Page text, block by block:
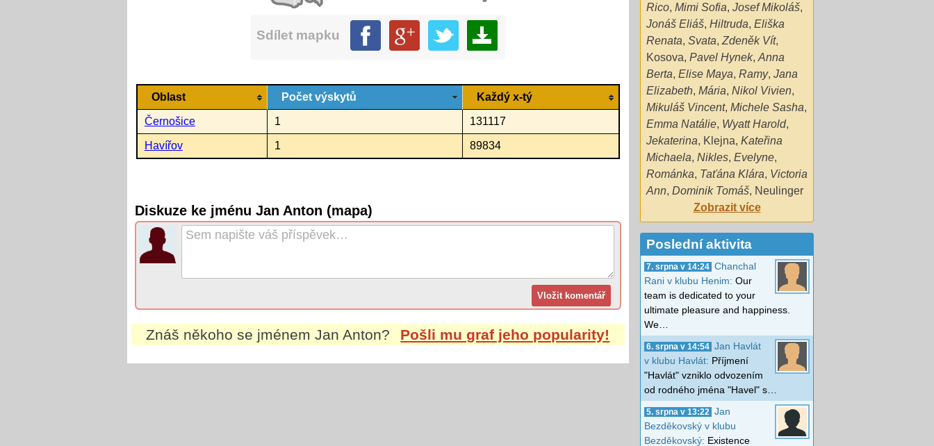
Sdílet mapku
Oblast Počet výskytů Každý x-tý
Černošice 1 131117
Havířov 1 89834
Diskuze ke jménu Jan Anton (mapa)
Znáš někoho se jménemJan Anton? Pošli mu graf jeho popularity!
Rico, Mimi Sofia, Josef Mikoláš,
Jonáš Eliáš, Hiltruda, Eliška
Renata, Svata, Zdeněk Vít,
Kosova, Pavel Hynek, Anna
Berta, Elise Maya, Ramy, Jana
Elizabeth, Mária, Nikol Vivien,
Mikuláš Vincent, Michele Sasha,
Emma Natálie, Wyatt Harold,
Jekaterina, Klejna, Kateřina
Michaela, Nikles, Evelyne,
Románka, Taťána Klára, Victoria
Ann, Dominik Tomáš, Neulinger
Zobrazit více
Poslední aktivita
7. srpna v 14:24 Chanchal
Rani v klubu Henim: Our
team is dedicated to your
ultimate pleasure and happiness.
We…
6. srpna v 14:54 Jan Havlát
v klubu Havlát: Příjmení
"Havlát" vzniklo odvozením
od rodného jména "Havel" s…
5. srpna v 13:22
Jan
Bezděkovský v klubu
Bezděkovský: Existence